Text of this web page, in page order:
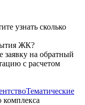
узнать сколько
ЖК?
заявку на обратный
с расчетом
Тематические